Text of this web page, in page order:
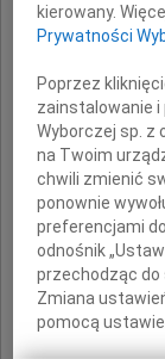
kierowany.
Prywatności
Poprzez
zainstalowanie i
Wyborczej sp. z
na Twoim
chwili zmienić
ponownie
preferencjami
odnośnik
przechodząc do
Zmiana
pomocą